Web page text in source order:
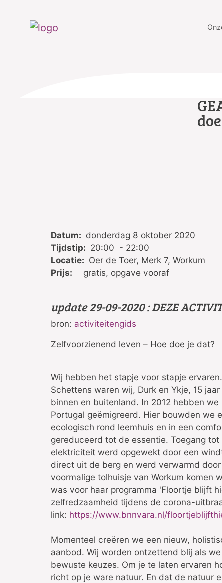
Datum: donderdag 8 oktober 2020
Tijdstip: 20:00 - 22:00
Locatie: Oer de Toer, Merk 7, Workum
Prijs:
gratis, opgave vooraf
update 29-09-2020 : DEZE
bron: activiteitengids
Zelfvoorzienend leven – Hoe doe je dat?
Wij hebben het stapje voor stapje
Schettens waren wij, Durk en Ykje, 15
binnen en buitenland. In 2012 hebben
Portugal geëmigreerd. Hier bouwden we
ecologisch rond leemhuis en in een
gereduceerd tot de essentie. Toegang
elektriciteit werd opgewekt door een
direct uit de berg en werd verwarmd
voormalige tolhuisje van Workum komen
was voor haar programma 'Floortje blijft
zelfredzaamheid tijdens de corona-
link: https://www.bnnvara.nl/
Momenteel creëren we een nieuw,
aanbod. Wij worden ontzettend blij als
bewuste keuzes. Om je te laten ervaren
richt op je ware natuur. En dat de natuur